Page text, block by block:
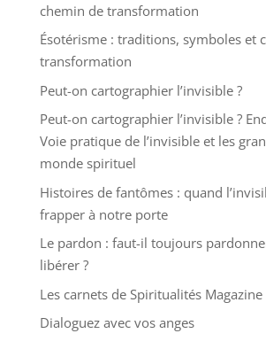
chemin de transformation
Ésotérisme : traditions, symboles et
transformation
Peut-on cartographier l’invisible ?
Peut-on cartographier l’invisible ?
Voie pratique de l’invisible et les
monde spirituel
Histoires de fantômes : quand
frapper à notre porte
Le pardon : faut-il toujours
libérer ?
Les carnets de Spiritualités Magazine
Dialoguez avec vos anges